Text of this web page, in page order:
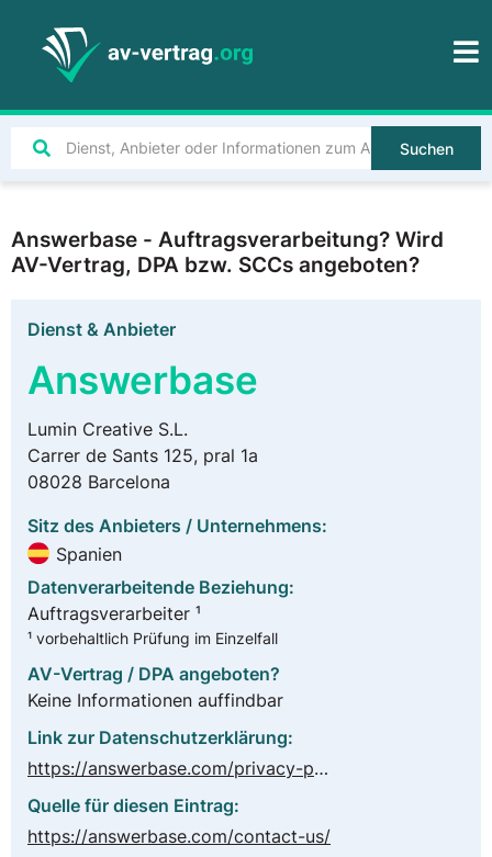
Suchen
Answerbase - Auftragsverarbeitung? Wird
AV-Vertrag, DPA bzw. SCCs angeboten?
Dienst & Anbieter
Answerbase
Lumin Creative S.L.
Carrer de Sants 125, pral 1a
08028 Barcelona
Sitz des Anbieters / Unternehmens:
Spanien
Datenverarbeitende Beziehung:
Auftragsverarbeiter ¹
¹ vorbehaltlich Prüfung im Einzelfall
AV-Vertrag / DPA angeboten?
Keine Informationen auffindbar
Link zur Datenschutzerklärung:
https://answerbase.com/privacy-policy/
Quelle für diesen Eintrag:
https://answerbase.com/contact-us/